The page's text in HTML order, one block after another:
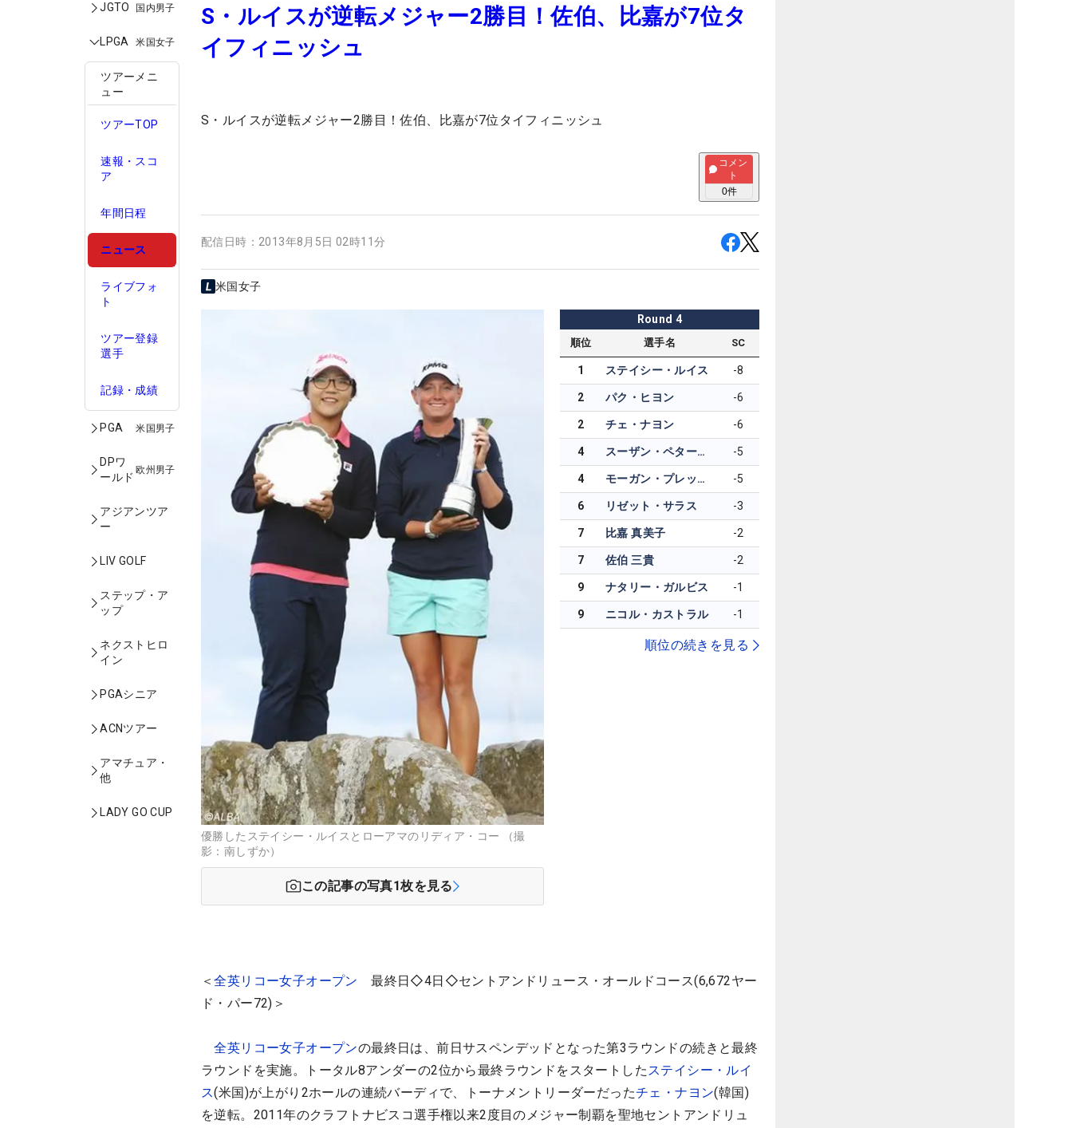
JGTO 国内男子
LPGA 米国女子
ツアーメニ
ュー
ツアーTOP
速報・スコ
ア
年間日程
ニュース
ライブフォ
ト
ツアー登録
選手
記録・成績
PGA 米国男子
DPワ
ールド
欧州男子
アジアンツア
ー
LIV GOLF
ステップ・ア
ップ
ネクストヒロ
イン
PGAシニア
ACNツアー
アマチュア・
他
LADY GO CUP
S・ルイスが逆転メジャー2勝目！佐伯、比嘉が7位タ
イフィニッシュ
S・ルイスが逆転メジャー2勝目！佐伯、比嘉が7位タイフィニッシュ
コメン
ト
0件
配信日時： 2013年8月5日 02時11分
米国女子
優勝したステイシー・ルイスとローアマのリディア・コー （撮
影：南しずか）
この記事の写真1枚を見る
Round 4
順位 選手名 SC
1 ステイシー・ルイス -8
2 パク・ヒヨン -6
2 チェ・ナヨン -6
4 スーザン・ペターセン -5
4 モーガン・プレッセル -5
6 リゼット・サラス -3
7 比嘉 真美子 -2
7 佐伯 三貴 -2
9 ナタリー・ガルビス -1
9 ニコル・カストラル -1
順位の続きを見る
＜全英リコー女子オープン 最終日◇4日◇セントアンドリュース・オールドコース(6,672ヤー
ド・パー72)＞
全英リコー女子オープンの最終日は、前日サスペンデッドとなった第3ラウンドの続きと最終
ラウンドを実施。トータル8アンダーの2位から最終ラウンドをスタートしたステイシー・ルイ
ス(米国)が上がり2ホールの連続バーディで、トーナメントリーダーだったチェ・ナヨン(韓国)
を逆転。2011年のクラフトナビスコ選手権以来2度目のメジャー制覇を聖地セントアンドリュ